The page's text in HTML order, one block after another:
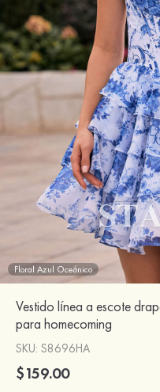
Floral Azul Oceánico
Vestido línea a escote
para homecoming
SKU: S8696HA
$159.00